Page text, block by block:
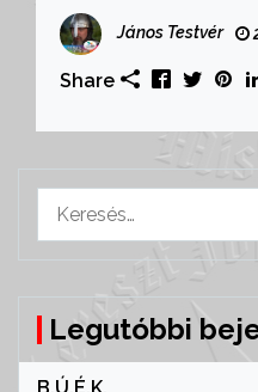
János Testvér
Share
Legutóbbi